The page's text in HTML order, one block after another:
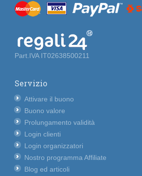
Part.IVA IT02638500211
Servizio
Attivare il buono
Buono valore
Prolungamento validità
Login clienti
Login organizzatori
Nostro programma Affiliate
Blog ed articoli